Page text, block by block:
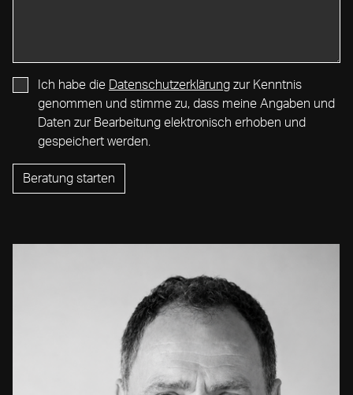
Ich habe die Datenschutzerklärung zur Kenntnis
genommen und stimme zu, dass meine Angaben und
Daten zur Bearbeitung elektronisch erhoben und
gespeichert werden.
Beratung starten